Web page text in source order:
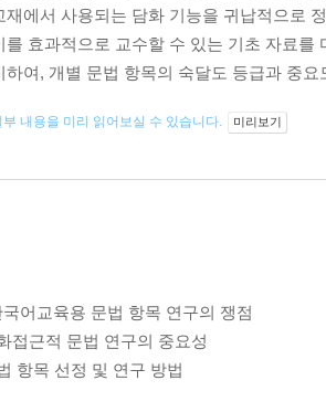
재에서 사용되는 담화 기능을 귀납적으로
를 효과적으로 교수할 수 있는 기초 자료
하여, 개별 문법 항목의 숙달도 등급과 중
부 내용을 미리 읽어보실 수 있습니다. 미리보기
국어교육용 문법 항목 연구의 쟁점
접근적 문법 연구의 중요성
항목 선정 및 연구 방법